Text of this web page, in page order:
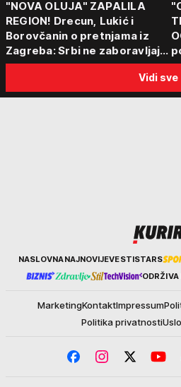
"NOVA OLUJA" ZAPALILA
REGION! Drecun, Lukić i
Borovčanin o pretnjama iz
Zagreba: Srbi ne zaboravljaju
progon
Vidi sve
KurirNASLOVNANAJNOVIJEVESTISTARS
MarketingKontaktImpressum
Politika privatnosti